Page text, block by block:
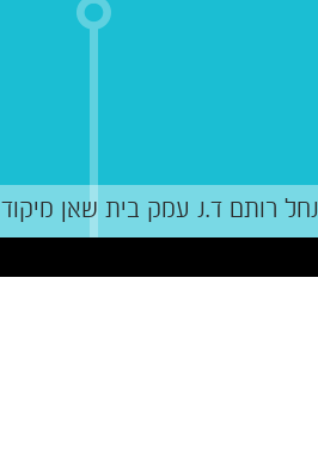
נחל רותם ד.נ עמק בית שאן מיקוד 1093100